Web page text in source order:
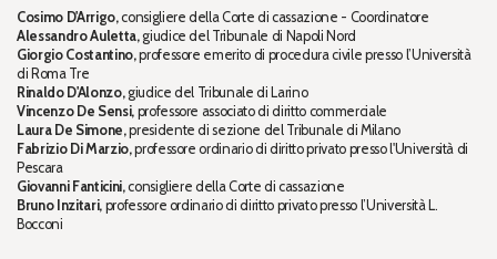
Cosimo D'Arrigo,consigliere della Corte di cassazione - Coordinatore
Alessandro Auletta,giudice del Tribunale di Napoli Nord
Giorgio Costantino,professore emerito di procedura civile presso l’Università
di Roma Tre
Rinaldo D'Alonzo,giudice del Tribunale di Larino
Vincenzo De Sensi,professore associato di diritto commerciale
Laura De Simone,presidente di sezione del Tribunale di Milano
Fabrizio Di Marzio,professore ordinario di diritto privato presso l'Università di
Pescara
Giovanni Fanticini,consigliere della Corte di cassazione
Bruno Inzitari, professore ordinario di diritto privato presso l’Università L.
Bocconi